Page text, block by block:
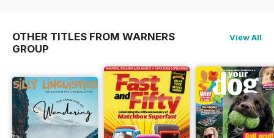
OTHER TITLES FROM WARNERS
GROUP
View All